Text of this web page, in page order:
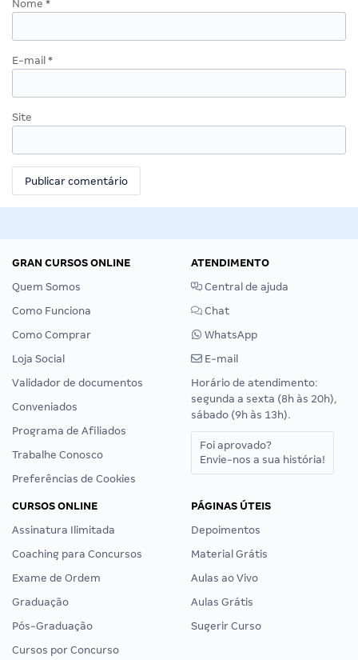
Nome *
E-mail *
Site
GRAN CURSOS ONLINE
Quem Somos
Como Funciona
Como Comprar
Loja Social
Validador de documentos
Conveniados
Programa de Afiliados
Trabalhe Conosco
Preferências de Cookies
ATENDIMENTO
Central de ajuda
Chat
WhatsApp
E-mail
Horário de atendimento:
segunda a sexta (8h às 20h),
sábado (9h às 13h).
Foi aprovado?
Envie-nos a sua história!
CURSOS ONLINE
Assinatura Ilimitada
Coaching para Concursos
Exame de Ordem
Graduação
Pós-Graduação
Cursos por Concurso
PÁGINAS ÚTEIS
Depoimentos
Material Grátis
Aulas ao Vivo
Aulas Grátis
Sugerir Curso